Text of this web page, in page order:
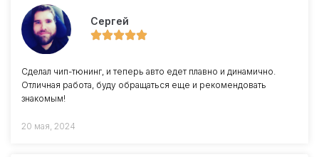
Сергей
Сделал чип-тюнинг, и теперь авто едет плавно и динамично.
Отличная работа, буду обращаться еще и рекомендовать
знакомым!
20 мая, 2024